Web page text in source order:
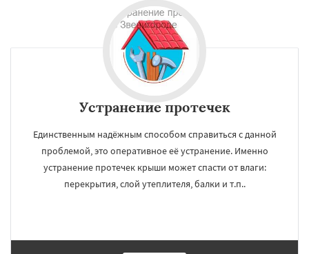
Работаем по
регионам
Ивантеевка Истра Кашира Клин
Королев Котельники
Красноармейск
Красногорск
Устранение протечек
Единственным надёжным способом справиться с данной
проблемой, это оперативное её устранение. Именно
устранение протечек крыши может спасти от влаги:
перекрытия, слой утеплителя, балки и т.п..
УЗНАТЬ ПОДРОБНЕЕ